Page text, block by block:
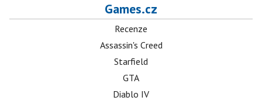
Games.cz
Recenze
Assassin's Creed
Starfield
GTA
Diablo IV